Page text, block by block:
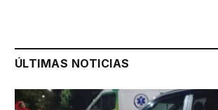
ÚLTIMAS NOTICIAS